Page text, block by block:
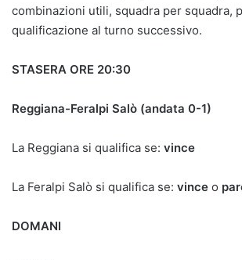
combinazioni utili, squadra per squadra,
qualificazione al turno successivo.
STASERA ORE 20:30
Reggiana-Feralpi Salò (andata 0-1)
La Reggiana si qualifica se: vince
La Feralpi Salò si qualifica se: vince o
DOMANI